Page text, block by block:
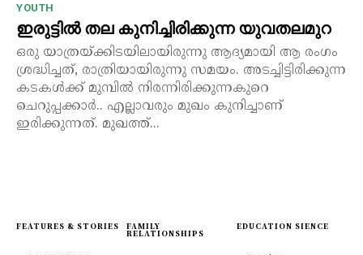
YOUTH
ഇരുട്ടില്‍ തല കുനിച്ചിരിക്കുന്ന യുവതലമുറ
ഒരു യാത്രയ്ക്കിടയിലായിരുന്നു ആദ്യമായി ആ രംഗം
ശ്രദ്ധിച്ചത്, രാത്രിയായിരുന്നു സമയം. അടച്ചിട്ടിരിക്കുന്ന
കടകള്‍ക്ക് മുമ്പില്‍ നിരന്നിരിക്കുന്നകുറെ
ചെറുപ്പക്കാര്‍.. എല്ലാവരും മുഖം കുനിച്ചാണ്
ഇരിക്കുന്നത്. മുഖത്ത്...
FEATURES & STORIES FAMILY
RELATIONSHIPS
EDUCATION SIENCE